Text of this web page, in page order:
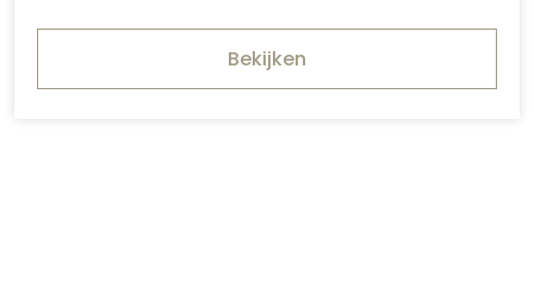
Bekijken